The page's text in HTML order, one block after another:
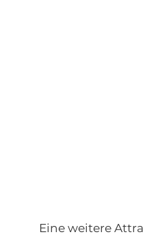
Eine weitere